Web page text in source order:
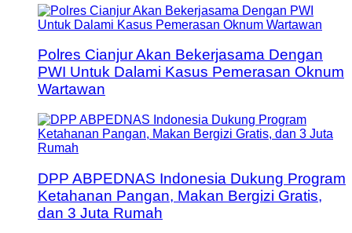
Polres Cianjur Akan Bekerjasama Dengan
PWI Untuk Dalami Kasus Pemerasan Oknum
Wartawan
DPP ABPEDNAS Indonesia Dukung Program
Ketahanan Pangan, Makan Bergizi Gratis,
dan 3 Juta Rumah